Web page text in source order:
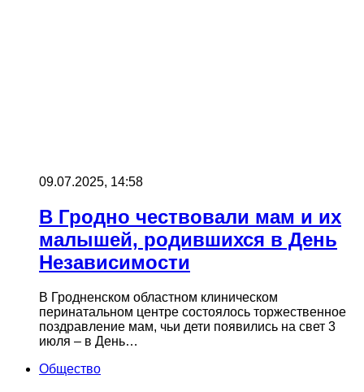
09.07.2025, 14:58
В Гродно чествовали мам и их
малышей, родившихся в День
Независимости
В Гродненском областном клиническом
перинатальном центре состоялось торжественное
поздравление мам, чьи дети появились на свет 3
июля – в День…
Общество